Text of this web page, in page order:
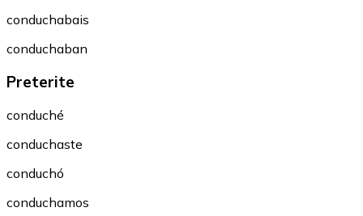
conduchabais
conduchaban
Preterite
conduché
conduchaste
conduchó
conduchamos